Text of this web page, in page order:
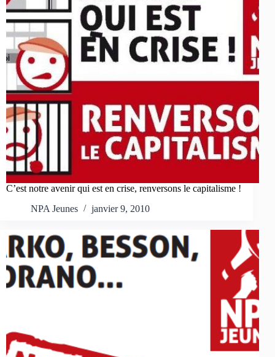
C’est notre avenir qui est en crise, renversons le capitalisme !
NPA Jeunes
janvier 9, 2010